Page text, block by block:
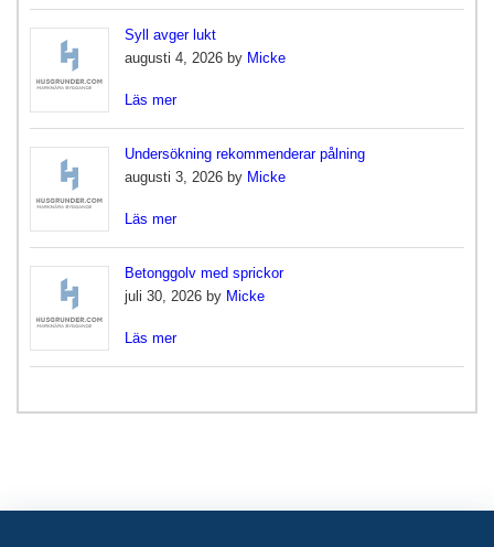
Syll avger lukt
augusti 4, 2026 by Micke
Läs mer
Undersökning rekommenderar pålning
augusti 3, 2026 by Micke
Läs mer
Betonggolv med sprickor
juli 30, 2026 by Micke
Läs mer